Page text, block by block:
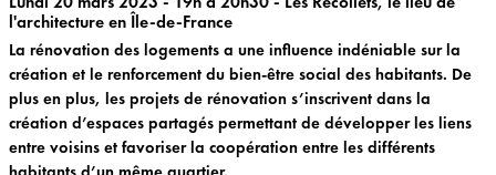
l'architecture en Île-de-France
La rénovation des logements a une influence indéniable sur la
création et le renforcement du bien-être social des habitants. De
plus en plus, les projets de rénovation s’inscrivent dans la
création d’espaces partagés permettant de développer les liens
entre voisins et favoriser la coopération entre les différents